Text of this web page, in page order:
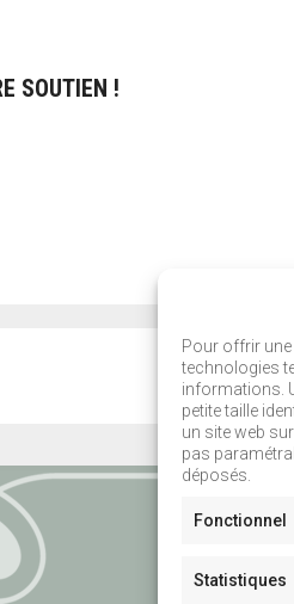
Pour offrir
technologies
informations.
petite taille
un site web
pas
déposés.
Fonctionnel
Statistiques
SOUTIEN !